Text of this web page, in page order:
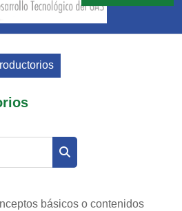
Buscar cursos
básicos o contenidos